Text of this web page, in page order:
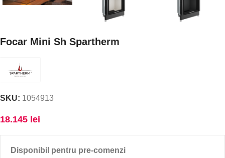
Focar Mini Sh Spartherm
SKU: 1054913
18.145 lei
Disponibil pentru pre-comenzi